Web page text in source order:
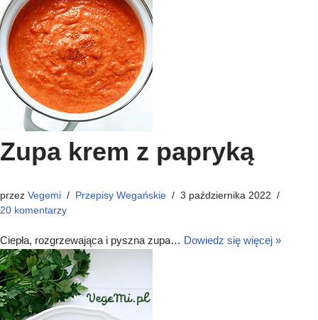
Zupa krem z papryką
przez Vegemi Przepisy Wegańskie
3 października 2022
20 komentarzy
Ciepła, rozgrzewająca i pyszna zupa… Dowiedz się więcej »